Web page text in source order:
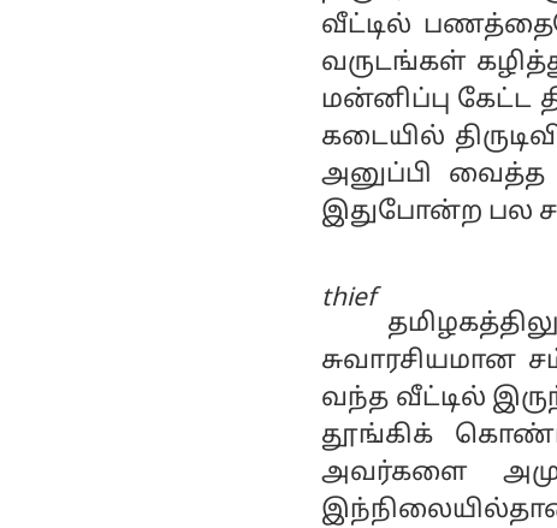
வீட்டில்
வருடங்கள்
மன்னிப்பு கேட்ட
கடையில்
அனுப்பி வைத்த
இதுபோன்ற பல
thief
சுவாரசியமான
வந்த வீட்டில்
தூங்கிக்
அவர்களை